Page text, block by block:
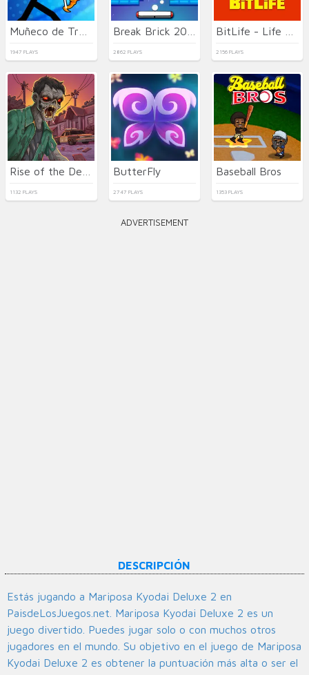
1947 PLAYS 2862 PLAYS 2156 PLAYS
1132 PLAYS
ButterFly
2747 PLAYS
Baseball Bros
1353 PLAYS
ADVERTISEMENT
DESCRIPCIÓN
Estás jugando a Mariposa Kyodai Deluxe 2 en
PaisdeLosJuegos.net. Mariposa Kyodai Deluxe 2 es un
juego divertido. Puedes jugar solo o con muchos otros
jugadores en el mundo. Su objetivo en el juego de Mariposa
Kyodai Deluxe 2 es obtener la puntuación más alta o ser el